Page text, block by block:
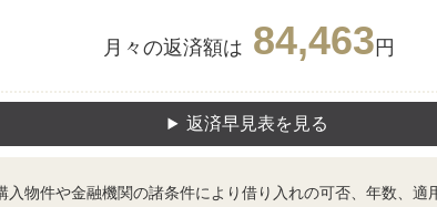
月々の返済額は 84,463円
返済早見表を見る
物件や金融機関の諸条件により借り入れの可否、年数、適